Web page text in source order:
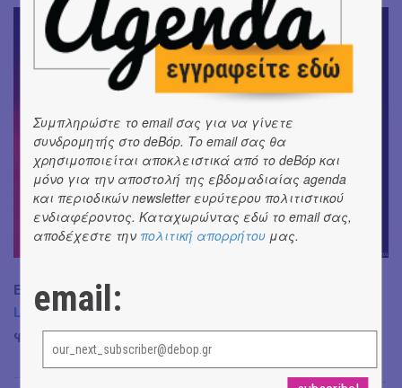
Ευχαριστούμε πολύ πολύ τον
Lemonis Photography
φωτογραφιών.
Μαρίνα Νοταρά
Συμπληρώστε το email σας για να γίνετε
συνδρομητής στο deBόp. Το email σας θα
χρησιμοποιείται αποκλειστικά από το deBόp και
μόνο για την αποστολή της εβδομαδιαίας agenda
και περιοδικών newsletter ευρύτερου πολιτιστικού
ενδιαφέροντος. Καταχωρώντας εδώ το email σας,
αποδέχεστε την πολιτική απορρήτου μας.
email: